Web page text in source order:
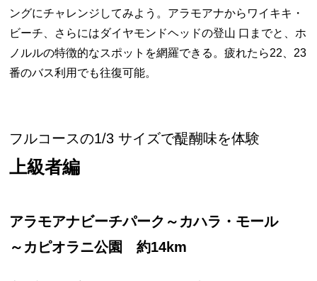
ングにチャレンジしてみよう。アラモアナからワイキキ・
ビーチ、さらにはダイヤモンドヘッドの登山 口までと、ホ
ノルルの特徴的なスポットを網羅できる。疲れたら22、23
番のバス利用でも往復可能。
フルコースの1/3 サイズで醍醐味を体験
上級者編
アラモアナビーチパーク～カハラ・モール
～カピオラニ公園 約14km